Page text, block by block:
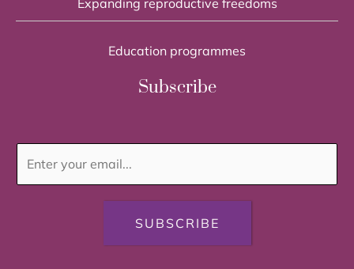
Expanding reproductive freedoms
Education programmes
Subscribe
SUBSCRIBE